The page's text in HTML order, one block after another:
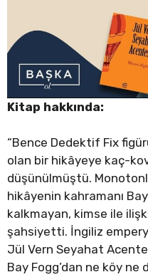
Kitap hakkında:
“Bence Dedektif Fix
olan bir hikâyeye kaç-
düşünülmüştü.
hikâyenin kahramanı
kalkmayan, kimse ile
şahsiyetti. İngiliz
Jül Vern Seyahat
Bay Fogg’dan ne köy ne